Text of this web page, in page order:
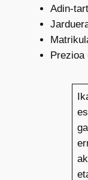
Adin-
Prezioa